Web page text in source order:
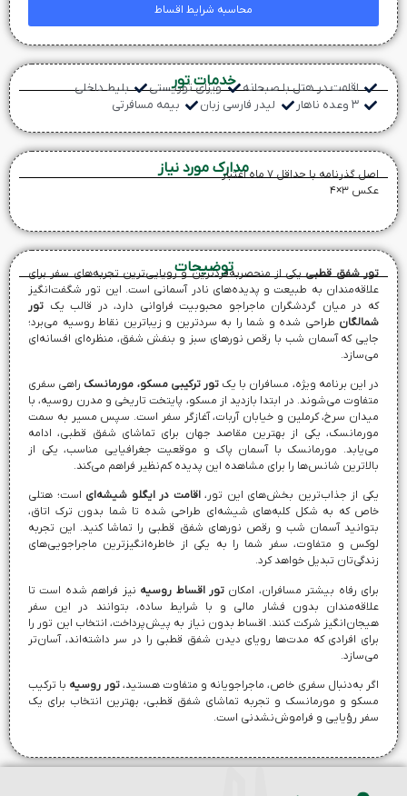
محاسبه شرایط اقساط
خدمات تور اقامت در هتل با صبحانه ویزای توریستی
بلیط داخلی
لیدر فارسی زبان بیمه مسافرتی
مدارک مورد نیاز
اصل گذرنامه با حداقل ۷ ماه اعتبار
عکس ۳×۴
توضیحات شفق قطبییکی از منحصر‌به‌فردترین و رویایی‌ترین تجربه‌های سفر برای
علاقه‌مندان به طبیعت و پدیده‌های نادر آسمانی است. این تور شگفت‌انگیز
که در میان گردشگران ماجراجو محبوبیت فراوانی دارد، در قالب یکتور
شمالگانطراحی شده و شما را به سردترین و زیباترین نقاط روسیه می‌برد؛
جایی که آسمان شب با رقص نورهای سبز و بنفش شفق، منظره‌ای افسانه‌ای
می‌سازد.
این برنامه ویژه، مسافران با یک تور ترکیبی مسکو، مورمانسکراهی سفری
متفاوت می‌شوند. در ابتدا بازدید از مسکو، پایتخت تاریخی و مدرن روسیه، با
میدان سرخ، کرملین و خیابان آربات، آغازگر سفر است. سپس مسیر به سمت
مورمانسک، یکی از بهترین مقاصد جهان برای تماشای شفق قطبی، ادامه
می‌یابد. مورمانسک با آسمان پاک و موقعیت جغرافیایی مناسب، یکی از
بالاترین شانس‌ها را برای مشاهده این پدیده کم‌نظیر فراهم می‌کند.
از جذاب‌ترین بخش‌های این تور،اقامت در ایگلو شیشه‌ایاست؛ هتلی
خاص که به شکل کلبه‌های شیشه‌ای طراحی شده تا شما بدون ترک اتاق،
بتوانید آسمان شب و رقص نورهای شفق قطبی را تماشا کنید. این تجربه
لوکس و متفاوت، سفر شما را به یکی از خاطره‌انگیزترین ماجراجویی‌های
زندگی‌تان تبدیل خواهد کرد.
رفاه بیشتر مسافران، امکانتور اقساط روسیهنیز فراهم شده است تا
علاقه‌مندان بدون فشار مالی و با شرایط ساده، بتوانند در این سفر
هیجان‌انگیز شرکت کنند. اقساط بدون نیاز به پیش‌پرداخت، انتخاب این تور را
برای افرادی که مدت‌ها رویای دیدن شفق قطبی را در سر داشته‌اند، آسان‌تر
می‌سازد.
به‌دنبال سفری خاص، ماجراجویانه و متفاوت هستید،تور روسیهبا ترکیب
مسکو و مورمانسک و تجربه تماشای شفق قطبی، بهترین انتخاب برای یک
سفر رؤیایی و فراموش‌نشدنی است.